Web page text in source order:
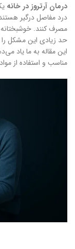
درمان آرتروز در خانه
درد مفاصل درگیر
مصرف کنند.
حد زیادی این مشکل را
این مقاله به ما یاد
مناسب و استفاده از